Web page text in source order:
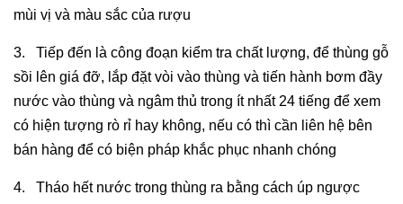
mùi vị và màu sắc của rượu
3.
Tiếp đến là công đoạn kiểm tra chất lượng, để thùng gỗ
sồi lên giá đỡ, lắp đặt vòi vào thùng và tiến hành bơm đầy
nước vào thùng và ngâm thủ trong ít nhất 24 tiếng để xem
có hiện tượng rò rỉ hay không, nếu có thì cần liên hệ bên
bán hàng để có biện pháp khắc phục nhanh chóng
4. Tháo hết nước trong thùng ra bằng cách úp ngược